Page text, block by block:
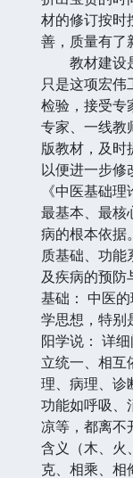
材的修订按时
善，质量有了
教材建设是
只是这项宏
检验，接受专
专家、一线教
版教材，及时
以便进一步修
《中医基础
最基本、最核
病的根本依据
质基础、功
及疾病的预防
基础： 中医
学思想，特别
阳学说： 详
立统一、相互
理、病理、诊
功能如呼吸、
凉等，都离不
含义（木、火
克、相乘、相